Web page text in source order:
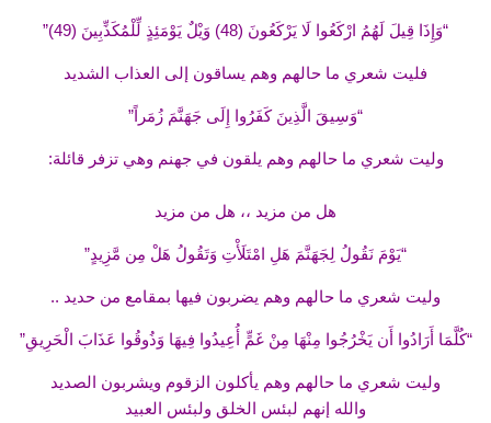
“وَإِذَا قِيلَ لَهُمُ ارْكَعُوا لَا يَرْكَعُونَ (48) وَيْلٌ يَوْمَئِذٍ لِّلْمُكَذِّبِينَ (49)”
فليت شعري ما حالهم وهم يساقون إلى العذاب الشديد
“وَسِيقَ الَّذِينَ كَفَرُوا إِلَى جَهَنَّمَ زُمَراً”
وليت شعري ما حالهم وهم يلقون في جهنم وهي تزفر قائلة:
هل من مزيد ،، هل من مزيد
“يَوْمَ نَقُولُ لِجَهَنَّمَ هَلِ امْتَلَأْتِ وَتَقُولُ هَلْ مِن مَّزِيدٍ”
وليت شعري ما حالهم وهم يضربون فيها بمقامع من حديد ..
“كُلَّمَا أَرَادُوا أَن يَخْرُجُوا مِنْهَا مِنْ غَمٍّ أُعِيدُوا فِيهَا وَذُوقُوا عَذَابَ الْحَرِيقِ”
وليت شعري ما حالهم وهم يأكلون الزقوم ويشربون الصديد
والله إنهم لبئس الخلق ولبئس العبيد